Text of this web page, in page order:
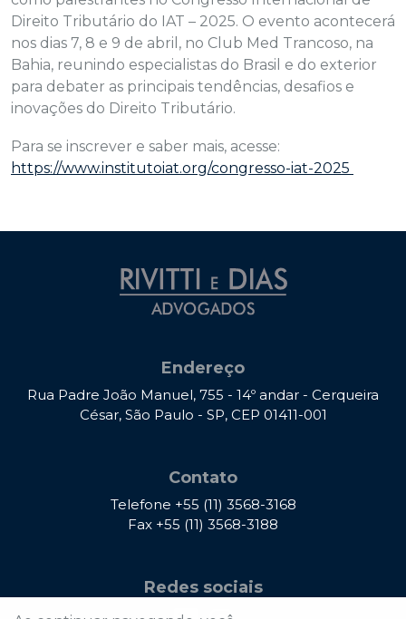
Direito Tributário do IAT – 2025. O evento acontecerá
nos dias 7, 8 e 9 de abril, no Club Med Trancoso, na
Bahia, reunindo especialistas do Brasil e do exterior
para debater as principais tendências, desafios e
inovações do Direito Tributário.
Para se inscrever e saber mais, acesse:
https://www.institutoiat.org/congresso-iat-2025
Endereço
Rua Padre João Manuel, 755 - 14º andar - Cerqueira
César, São Paulo - SP, CEP 01411-001
Contato
Telefone +55 (11) 3568-3168
Fax +55 (11) 3568-3188
Redes sociais